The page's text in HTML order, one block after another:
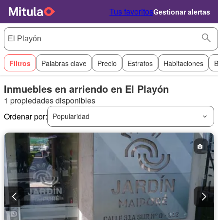
Tus favoritosGestionar alertas
Filtros Palabras clave Precio Estratos Habitaciones
Inmuebles en arriendo en El Playón
1 propiedades disponibles
Ordenar por:
Popularidad